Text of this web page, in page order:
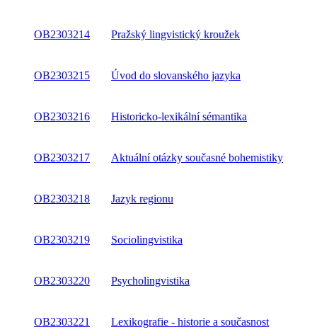
OB2303214 Pražský lingvistický kroužek
OB2303215 Úvod do slovanského jazyka
OB2303216 Historicko-lexikální sémantika
OB2303217 Aktuální otázky současné bohemistiky
OB2303218 Jazyk regionu
OB2303219 Sociolingvistika
OB2303220 Psycholingvistika
OB2303221 Lexikografie - historie a současnost